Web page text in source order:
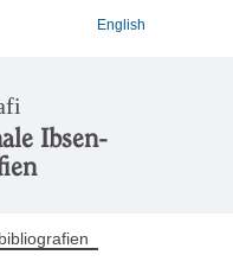
English
Ibsen-